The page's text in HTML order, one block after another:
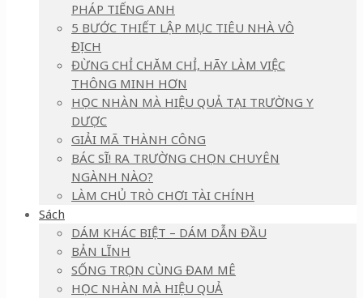
PHÁP TIẾNG ANH
5 BƯỚC THIẾT LẬP MỤC TIÊU NHÀ VÔ
ĐỊCH
ĐỪNG CHỈ CHĂM CHỈ, HÃY LÀM VIỆC
THÔNG MINH HƠN
HỌC NHÀN MÀ HIỆU QUẢ TẠI TRƯỜNG Y
DƯỢC
GIẢI MÃ THÀNH CÔNG
BÁC SĨ! RA TRƯỜNG CHỌN CHUYÊN
NGÀNH NÀO?
LÀM CHỦ TRÒ CHƠI TÀI CHÍNH
Sách
DÁM KHÁC BIỆT – DÁM DẪN ĐẦU
BẢN LĨNH
SỐNG TRỌN CÙNG ĐAM MÊ
HỌC NHÀN MÀ HIỆU QUẢ